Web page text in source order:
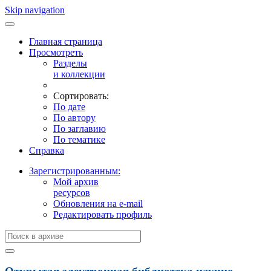
Skip navigation
Главная страница
Просмотреть
Разделы
и коллекции
Сортировать:
По дате
По автору
По заглавию
По тематике
Справка
Зарегистрированным:
Мой архив
ресурсов
Обновления на e-mail
Редактировать профиль